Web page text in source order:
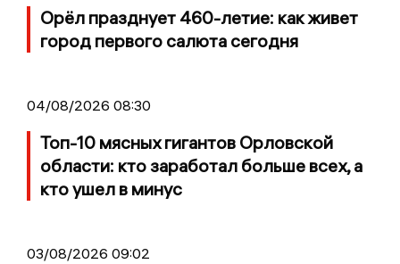
Орёл празднует 460-летие: как живет
город первого салюта сегодня
04/08/2026 08:30
Топ-10 мясных гигантов Орловской
области: кто заработал больше всех, а
кто ушел в минус
03/08/2026 09:02